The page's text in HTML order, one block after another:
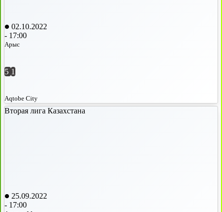
02.10.2022
- 17:00
Арыс
5 1
Aqtobe City
Вторая лига Казахстана
25.09.2022
- 17:00